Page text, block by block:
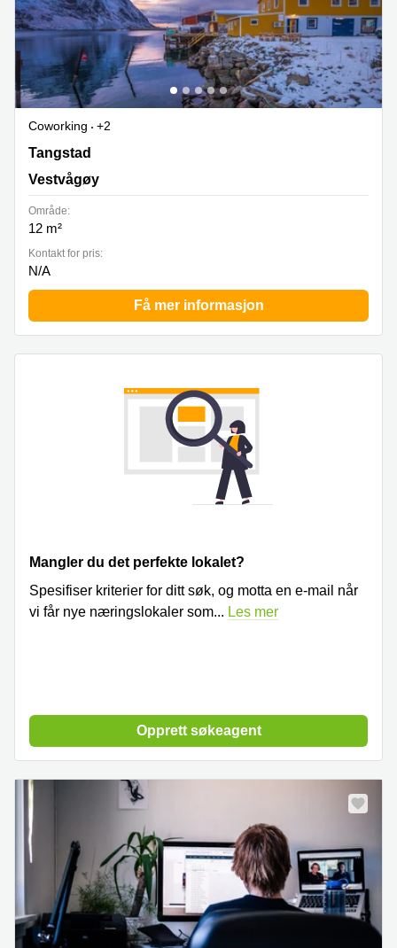
Coworking
+2
Tangstad 190, Vestvågøy
Tangstad
Vestvågøy
Område:
12 m²
Kontakt for pris:
N/A
Få mer informasjon
Mangler du det perfekte lokalet?
Spesifiser kriterier for ditt søk, og motta en e-mail når
vi får nye næringslokaler som... Les mer
Opprett søkeagent